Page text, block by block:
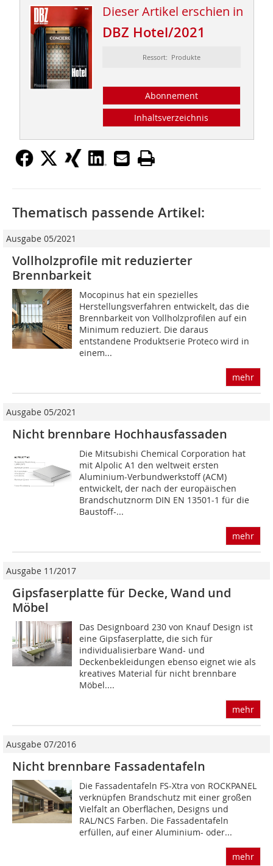
Dieser Artikel erschien in
DBZ Hotel/2021
Ressort: Produkte
Abonnement
Inhaltsverzeichnis
Thematisch passende Artikel:
Ausgabe 05/2021
Vollholzprofile mit reduzierter
Brennbarkeit
Mocopinus hat ein spezielles
Herstellungsverfahren entwickelt, das die
Brennbarkeit von Vollholzprofilen auf ein
Minimum reduziert. Die daraus
entstandene Produktserie Proteco wird in
einem...
mehr
Ausgabe 05/2021
Nicht brennbare Hochhausfassaden
Die Mitsubishi Chemical Corporation hat
mit Alpolic A1 den weltweit ersten
Aluminium-Verbundwerkstoff (ACM)
entwickelt, der nach der europäischen
Brandschutznorm DIN EN 13501-1 für die
Baustoff-...
mehr
Ausgabe 11/2017
Gipsfaserplatte für Decke, Wand und
Möbel
Das Designboard 230 von Knauf Design ist
eine Gipsfaserplatte, die sich für
individualisierbare Wand- und
Deckenbekleidungen ebenso eignet wie als
kreatives Material für nicht brennbare
Möbel....
mehr
Ausgabe 07/2016
Nicht brennbare Fassadentafeln
Die Fassadentafeln FS-Xtra von ROCKPANEL
verknüpfen Brandschutz mit einer großen
Vielfalt an Oberflächen, Designs und
RAL/NCS Farben. Die Fassadentafeln
erfüllen, auf einer Aluminium- oder...
mehr